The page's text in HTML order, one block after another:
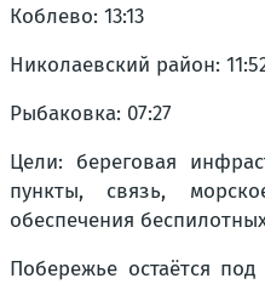
Коблево: 13:13
Николаевский район:
Рыбаковка: 07:27
Цели: береговая
пункты, связь,
обеспечения
Побережье остаётся